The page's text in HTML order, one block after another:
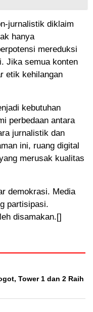
jurnalistik diklaim
hanya
mereduksi
Jika semua konten
etik kehilangan
kebutuhan
perbedaan antara
jurnalistik dan
ini, ruang digital
merusak kualitas
demokrasi. Media
partisipasi.
disamakan.[]
Tower 1 dan 2 Raih